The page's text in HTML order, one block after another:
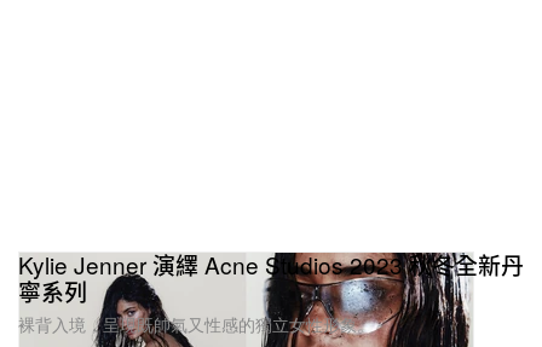
Kylie Jenner 演繹 Acne Studios 2023 秋冬全新丹
寧系列
裸背入境，呈現既帥氣又性感的獨立女性形象。